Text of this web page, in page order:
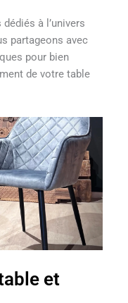
à l’univers
partageons avec
pour bien
de votre table
et